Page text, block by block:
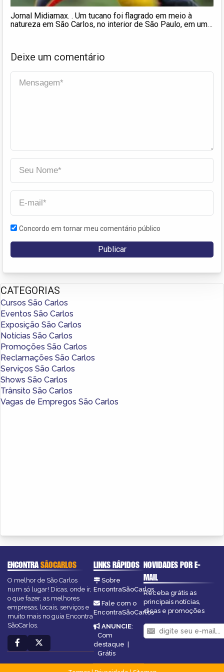
Jornal Midiamax. . Um tucano foi flagrado em meio à
natureza em São Carlos, no interior de São Paulo, em um
Deixe um comentário
Concordo em tornar meu comentário público
CATEGORIAS
Cursos São Carlos
Eventos São Carlos
Exposição São Carlos
Notícias São Carlos
Promoções São Carlos
Reclamações São Carlos
Serviços São Carlos
Shows São Carlos
Trânsito São Carlos
Vagas de Empregos São Carlos
ENCONTRASÃOCARLOS
O melhor de São Carlos
num só lugar! Dicas, onde ir,
o que fazer, as melhores
empresas, locais, serviços e
muito mais no guia Encontra
SãoCarlos.
LINKS RÁPIDOS
Sobre
EncontraSãoCarlos
Fale com o
EncontraSãoCarlos
ANUNCIE:
Com
destaque
Grátis
NOVIDADES POR E-
MAIL
Receba grátis as
principais notícias,
dicas e promoções